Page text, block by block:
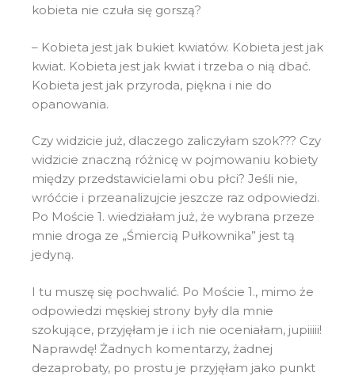
kobieta nie czuła się gorszą?
– Kobieta jest jak bukiet kwiatów. Kobieta jest jak
kwiat. Kobieta jest jak kwiat i trzeba o nią dbać.
Kobieta jest jak przyroda, piękna i nie do
opanowania.
Czy widzicie już, dlaczego zaliczyłam szok??? Czy
widzicie znaczną różnicę w pojmowaniu kobiety
między przedstawicielami obu płci? Jeśli nie,
wróćcie i przeanalizujcie jeszcze raz odpowiedzi.
Po Moście 1. wiedziałam już, że wybrana przeze
mnie droga ze „Śmiercią Pułkownika” jest tą
jedyną.
I tu muszę się pochwalić. Po Moście 1., mimo że
odpowiedzi męskiej strony były dla mnie
szokujące, przyjęłam je i ich nie oceniałam, jupiiiii!
Naprawdę! Żadnych komentarzy, żadnej
dezaprobaty, po prostu je przyjęłam jako punkt